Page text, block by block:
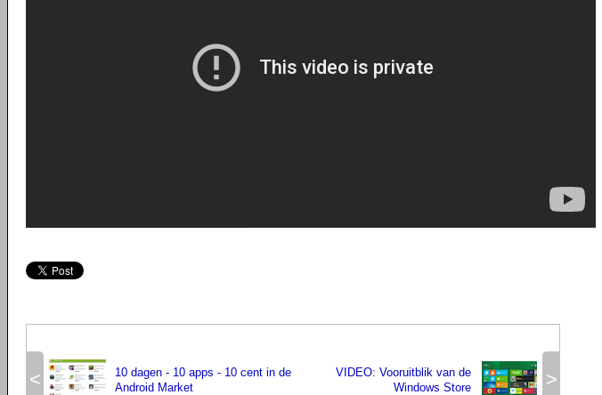
<
10 dagen - 10 apps - 10 cent in de
Android Market
>
VIDEO: Vooruitblik van de
Windows Store